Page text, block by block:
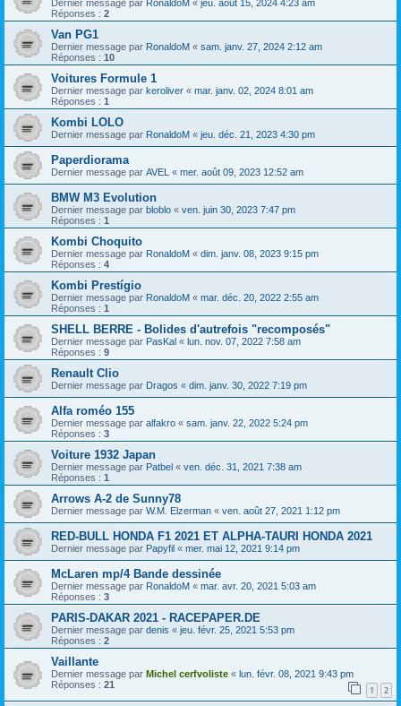
Dernier message par RonaldoM « jeu. août 15, 2024 4:23 am
Réponses : 2
Van PG1
Dernier message par RonaldoM « sam. janv. 27, 2024 2:12 am
Réponses : 10
Voitures Formule 1
Dernier message par keroliver « mar. janv. 02, 2024 8:01 am
Réponses : 1
Kombi LOLO
Dernier message par RonaldoM « jeu. déc. 21, 2023 4:30 pm
Paperdiorama
Dernier message par AVEL « mer. août 09, 2023 12:52 am
BMW M3 Evolution
Dernier message par bloblo « ven. juin 30, 2023 7:47 pm
Réponses : 1
Kombi Choquito
Dernier message par RonaldoM « dim. janv. 08, 2023 9:15 pm
Réponses : 4
Kombi Prestígio
Dernier message par RonaldoM « mar. déc. 20, 2022 2:55 am
Réponses : 1
SHELL BERRE - Bolides d'autrefois "recomposés"
Dernier message par PasKal « lun. nov. 07, 2022 7:58 am
Réponses : 9
Renault Clio
Dernier message par Dragos « dim. janv. 30, 2022 7:19 pm
Alfa roméo 155
Dernier message par alfakro « sam. janv. 22, 2022 5:24 pm
Réponses : 3
Voiture 1932 Japan
Dernier message par Patbel « ven. déc. 31, 2021 7:38 am
Réponses : 1
Arrows A-2 de Sunny78
Dernier message par W.M. Elzerman « ven. août 27, 2021 1:12 pm
RED-BULL HONDA F1 2021 ET ALPHA-TAURI HONDA 2021
Dernier message par Papyfil « mer. mai 12, 2021 9:14 pm
McLaren mp/4 Bande dessinée
Dernier message par RonaldoM « mar. avr. 20, 2021 5:03 am
Réponses : 3
PARIS-DAKAR 2021 - RACEPAPER.DE
Dernier message par denis « jeu. févr. 25, 2021 5:53 pm
Réponses : 2
Vaillante
Dernier message par Michel cerfvoliste « lun. févr. 08, 2021 9:43 pm
Réponses : 21 1 2